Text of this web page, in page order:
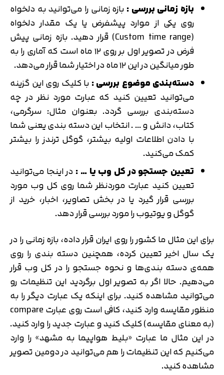
بازه زمانی بررسی :بازه زمانی را می‌توانید به دلخواه
روی یکی از موارد پیشفرض یا یک مقدار دلخواه
(Custom time range) قرار دهید. بازه زمانی پیش
فرض در تصویر اول بر روی ۱۲ ماه است که آماری را به
طور میانگین در این ۱۲ ماه در اختیار شما قرار می‌دهد.
دسته‌بندی موضوع بررسی :با کلیک روی این گزینه
می‌توانید تعیین کنید که عبارت مورد نظر در چه
دسته‌بندی بررسی گردد. بعنوان مثال: سرگرمی،
کتاب، دانش و … . انتخاب این دسته بندی یعنی شما
با دادن اطلاعات اولیه بیشتر، گوگل ترندز را بیشتر
کمک می‌کنید.
تعیین جستجو در کل وب یا … : در اینجا می‌توانید
تعیین کنید عبارت موردنظر شما روی کل وب مورد
بررسی قرار گیرد یا در بخش تصاویر، اخبار، خرید از
گوگل و یوتیوب را مورد بررسی قرار دهد.
برای این مثال ما کشور را روی ایران قرار داده، بازه زمانی را در
یک سال اخیر تعیین کرده، همچنین دسته بندی را روی
همه‌ی دسته بندی‌ها و نحوه جستجو را در کل وب قرار
می‌دهیم. حالا اگر به تصویر اول برگردید این تنظیمات رو
می‌توانید مشاهده کنید. برای اینکه یک عبارت دیگر را به
منظور مقایسه وارد کنید، کافی است روی عبارت compare
(به معنای مقایسه) کلیک کنید و عبارت جدید را وارد کنید.
در این مثال ما عبارت «بلیط هواپیما به مشهد» را وارد
می‌کنیم که این تنظیمات را هم می‌توانید در دومین تصویر
مشاهده کنید.